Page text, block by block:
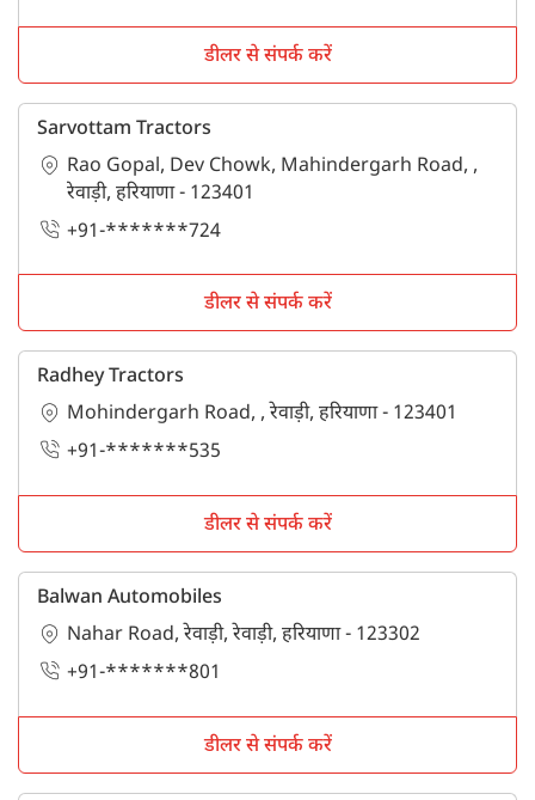
डीलर से संपर्क करें
Sarvottam Tractors
Rao Gopal, Dev Chowk, Mahindergarh Road, ,
रेवाड़ी, हरियाणा - 123401
+91-*******724
डीलर से संपर्क करें
Radhey Tractors
Mohindergarh Road, , रेवाड़ी, हरियाणा - 123401
+91-*******535
डीलर से संपर्क करें
Balwan Automobiles
Nahar Road, रेवाड़ी, रेवाड़ी, हरियाणा - 123302
+91-*******801
डीलर से संपर्क करें